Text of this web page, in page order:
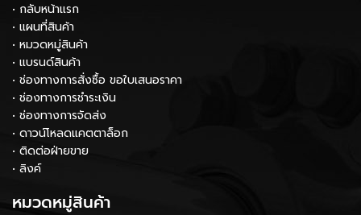
• กลับหน้าแรก
• แผนที่สินค้า
• หมวดหมู่สินค้า
• แบรนด์สินค้า
• ช่องทางการสั่งซื้อ ขอใบเสนอราคา
• ช่องทางการชำระเงิน
• ช่องทางการจัดส่ง
• ดาวน์โหลดแคตตาล็อก
• ติดต่อฝ่ายขาย
• ลิงค์
หมวดหมู่สินค้า